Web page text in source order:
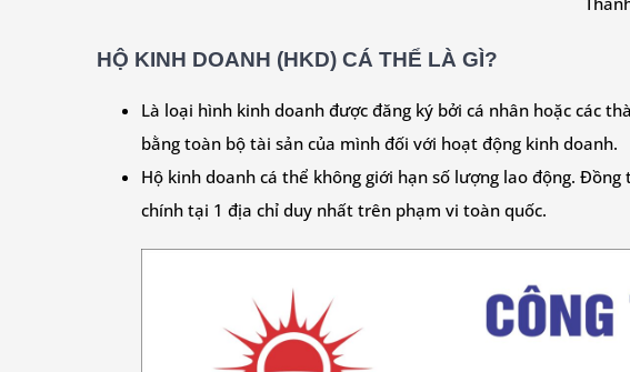
HỘ KINH DOANH (HKD) CÁ THỂ LÀ GÌ?
Là loại hình kinh doanh được đăng ký bởi cá nhân hoặc các
bằng toàn bộ tài sản của mình đối với hoạt động kinh doanh.
Hộ kinh doanh cá thể không giới hạn số lượng lao động.
chính tại 1 địa chỉ duy nhất trên phạm vi toàn quốc.